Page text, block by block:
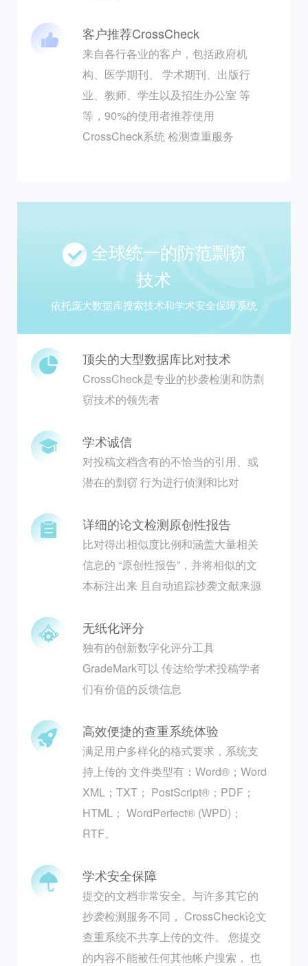
客户推荐CrossCheck
来自各行各业的客户，包括政府机
构、医学期刊、 学术期刊、出版行
业、教师、学生以及招生办公室 等
等，90%的使用者推荐使用
CrossCheck系统 检测查重服务
全球统一的防范剽窃
技术
依托庞大数据库搜索技术和学术安全保障系统
顶尖的大型数据库比对技术
CrossCheck是专业的抄袭检测和防剽
窃技术的领先者
学术诚信
对投稿文档含有的不恰当的引用、或
潜在的剽窃 行为进行侦测和比对
详细的论文检测原创性报告
比对得出相似度比例和涵盖大量相关
信息的 “原创性报告”，并将相似的文
本标注出来 且自动追踪抄袭文献来源
无纸化评分
独有的创新数字化评分工具
GradeMark可以 传达给学术投稿学者
们有价值的反馈信息
高效便捷的查重系统体验
满足用户多样化的格式要求，系统支
持上传的 文件类型有：Word®；Word
XML；TXT； PostScript®；PDF；
HTML； WordPerfect® (WPD)；
RTF。
学术安全保障
提交的文档非常安全。与许多其它的
抄袭检测服务不同， CrossCheck论文
查重系统不共享上传的文件。 您提交
的内容不能被任何其他帐户搜索， 也